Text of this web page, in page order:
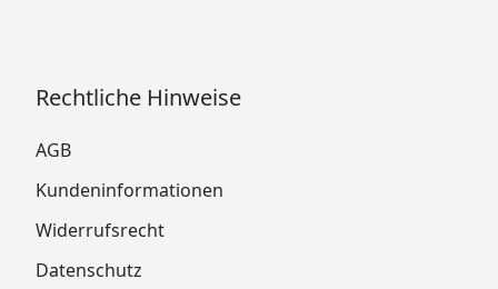
Rechtliche Hinweise
AGB
Kundeninformationen
Widerrufsrecht
Datenschutz